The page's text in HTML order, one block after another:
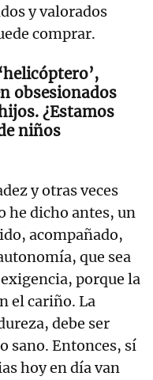
y valorados
comprar.
obsesionados
¿Estamos
niños
y otras veces
he dicho antes, un
acompañado,
que sea
porque la
el cariño. La
debe ser
sano. Entonces, sí
hoy en día van